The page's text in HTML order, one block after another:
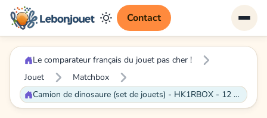
Contact
Le comparateur français du jouet pas cher !
Jouet
Matchbox
Camion de dinosaure (set de jouets) - HK1RBOX - 12 en 1 - Lumières et musique - Portable - 3 mini voitures